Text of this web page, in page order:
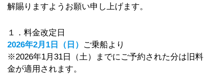
解賜りますようお願い申し上げます。
１．料金改定日
2026年2月1日（日）
ご乗船より
※2026年1月31日（土）までにご予約された分は旧料
金が適用されます。